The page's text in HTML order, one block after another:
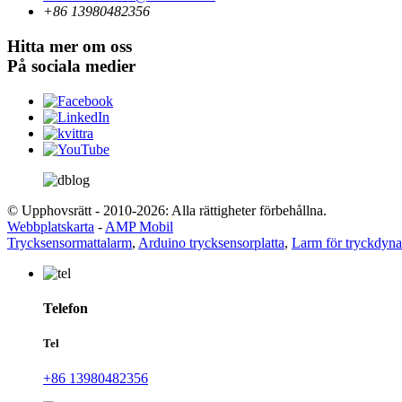
+86 13980482356
Hitta mer om oss
På sociala medier
© Upphovsrätt - 2010-2026: Alla rättigheter förbehållna.
Webbplatskarta - AMP Mobil
Trycksensormattalarm, Arduino trycksensorplatta, Larm för tryckdyna
Telefon
Tel
+86 13980482356